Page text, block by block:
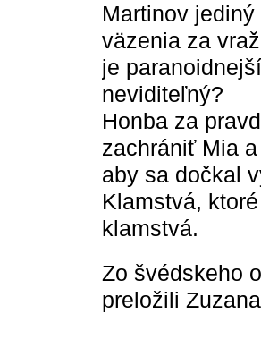
Martinov
väzenia za
je
neviditeľný?
Honba za
zachrániť Mia
aby sa dočkal
Klamstvá,
klamstvá.
Zo švédskeho
preložili